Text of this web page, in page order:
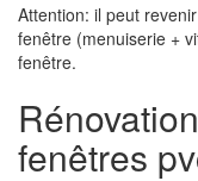
Attention: il peut
fenêtre (menuiserie +
fenêtre.
fenêtres